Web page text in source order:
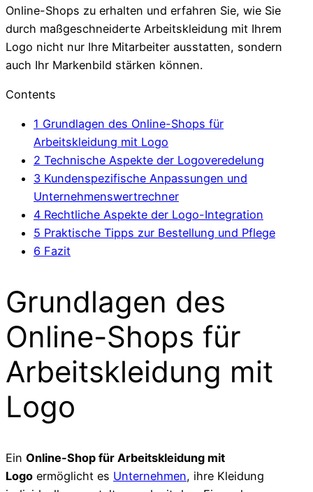
Online-Shops zu erhalten und erfahren Sie, wie Sie
durch maßgeschneiderte Arbeitskleidung mit Ihrem
Logo nicht nur Ihre Mitarbeiter ausstatten, sondern
auch Ihr Markenbild stärken können.
Contents
1 Grundlagen des Online-Shops für
Arbeitskleidung mit Logo
2 Technische Aspekte der Logoveredelung
3 Kundenspezifische Anpassungen und
Unternehmenswertrechner
4 Rechtliche Aspekte der Logo-Integration
5 Praktische Tipps zur Bestellung und Pflege
6 Fazit
Grundlagen des
Online-Shops für
Arbeitskleidung mit
Logo
Ein Online-Shop für Arbeitskleidung mit
Logo ermöglicht es Unternehmen, ihre Kleidung